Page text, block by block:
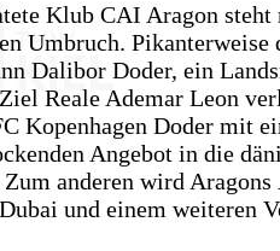
Klub CAI Aragon
Umbruch. Pikanterweise
Dalibor Doder, ein
Reale Ademar Leon
Kopenhagen Doder mit
Angebot in die
anderen wird
und einem weiteren